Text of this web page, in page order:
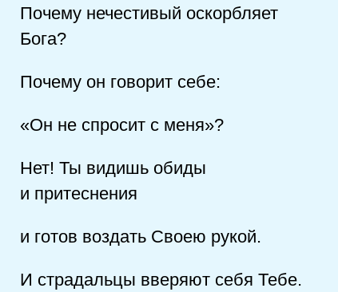
Почему нечестивый оскорбляет
Бога?
Почему он говорит себе:
«Он не спросит с меня»?
Нет! Ты видишь обиды
и притеснения
и готов воздать Своею рукой.
И страдальцы вверяют себя Тебе.